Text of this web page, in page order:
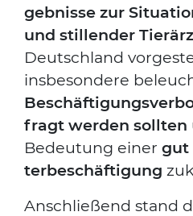
geb­nis­se zur
und stil­len­der
Deutsch­land
ins­be­son­de­re
fragt wer­den soll­ten
Bedeu­tung einer gut
ter­be­schäf­ti­gung
Anschlie­ßend stand